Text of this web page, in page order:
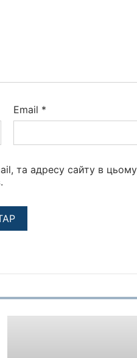
Email *
та адресу сайту в цьому